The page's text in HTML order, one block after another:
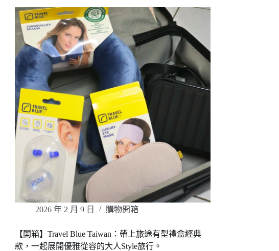
2026 年 2 月 9 日 購物開箱
【開箱】Travel Blue Taiwan：帶上旅途有型禮盒經典
款，一起展開優雅從容的大人Style旅行。